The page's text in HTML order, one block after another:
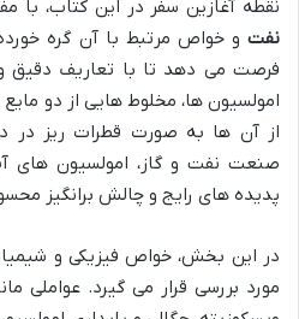
نقطه آغازین سفر در این کتاب، با
نفت و خواص مرتبط با آن گره
فرصت می دهد تا با تعاریف دقیق
امولسیون ها، مخلوط هایی از دو
از آن ها به صورت قطرات ریز در
صنعت نفت و گاز، امولسیون های
پدیده های رایج و چالش برانگیز
در این بخش، خواص فیزیکی و
مورد بررسی قرار می گیرد. عواملی